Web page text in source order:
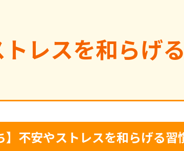
トレスを和らげ
】不安やストレスを和らげる習